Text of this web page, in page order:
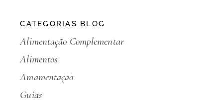
CATEGORIAS BLOG
Alimentação Complementar
Alimentos
Amamentação
Guias